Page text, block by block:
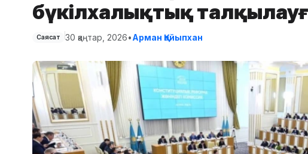
бүкілхалықтық
Саясат 30 қаңтар, 2026•Арман Қайыпхан